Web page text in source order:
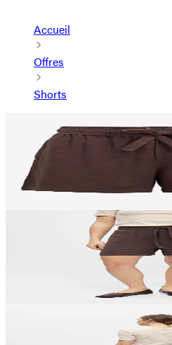
Accueil
Offres
Shorts